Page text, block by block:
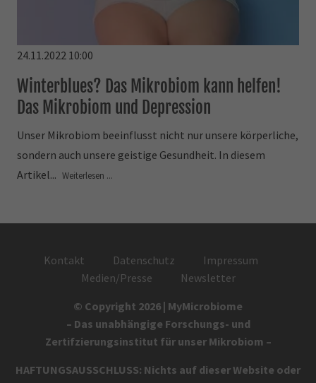
24.11.2022 10:00
Winterblues? Das Mikrobiom kann helfen!
Das Mikrobiom und Depression
Unser Mikrobiom beeinflusst nicht nur unsere körperliche,
sondern auch unsere geistige Gesundheit. In diesem
Artikel... Weiterlesen ...
Kontakt Datenschutz
Impressum
Medien/Presse
Newsletter
© Copyright 2026 | MyMicrobiome
– Das unabhängige Forschungs- und
Zertifzierungsinstitut für unser Mikrobiom –
HAFTUNGSAUSSCHLUSS: Nichts auf dieser Website oder